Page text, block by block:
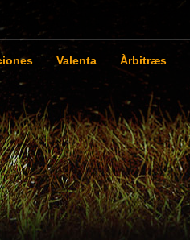
Valenta Àrbitræs